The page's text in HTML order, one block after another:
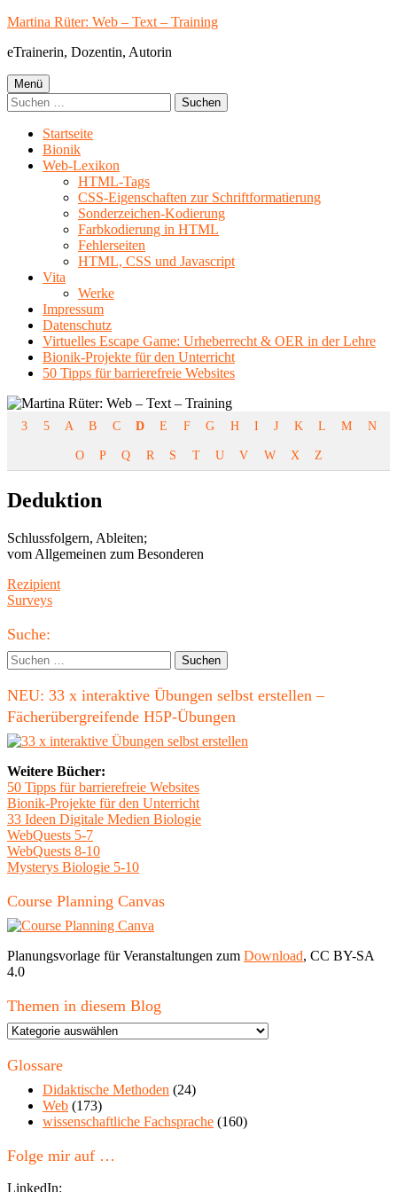
Springe
Inhalt
Martina Rüter: Web – Text – Training
eTrainerin, Dozentin, Autorin
Primäres
Menü
Menü
Suchen
nach:
Startseite
Bionik
Web-Lexikon
HTML-Tags
CSS-Eigenschaften zur Schriftformatierung
Sonderzeichen-Kodierung
Farbkodierung in HTML
Fehlerseiten
HTML, CSS und Javascript
Vita
Werke
Impressum
Datenschutz
Virtuelles Escape Game: Urheberrecht & OER in der Lehre
Bionik-Projekte für den Unterricht
50 Tipps für barrierefreie Websites
3 5 A B C D E F G H I J K L M N
O P Q R S T U V W X Z
Deduktion
Schlussfolgern, Ableiten;
vom Allgemeinen zum Besonderen
Beitragsnavigation
Vorheriger
Beitrag:
Rezipient
Nächster
Surveys
Haupt-
Seitenleiste
Suche:
Suchen
nach:
NEU: 33 x interaktive Übungen selbst erstellen –
Fächerübergreifende H5P-Übungen
Weitere Bücher:
50 Tipps für barrierefreie Websites
Bionik-Projekte für den Unterricht
33 Ideen Digitale Medien Biologie
WebQuests 5-7
WebQuests 8-10
Mysterys Biologie 5-10
Course Planning Canvas
Planungsvorlage für Veranstaltungen zum Download, CC BY-SA
4.0
Themen in diesem Blog
Themen
diesem
Glossare
Didaktische Methoden (24)
Web (173)
wissenschaftliche Fachsprache (160)
Folge mir auf …
LinkedIn: